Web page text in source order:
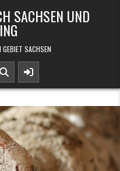
SACHSEN UND
SACHSEN